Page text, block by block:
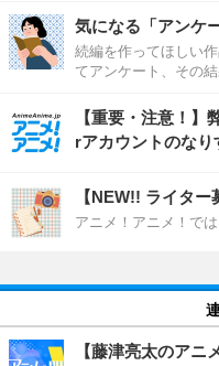
気になる「アンケ
続編を作ってほしい
てアンケート、その
【重要・注意！
rアカウントのな
【NEW!! ライター
アニメ！アニメ！で
【藤津亮太のアニ